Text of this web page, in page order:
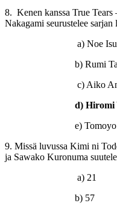
8. Kenen kanssa True
Nakagami seurustelee sarjan
a) Noe
b) Rumi
c) Aiko
d) Hiromi
e) Tomoyo
9. Missä luvussa Kimi ni
ja Sawako Kuronuma
a) 21
b)